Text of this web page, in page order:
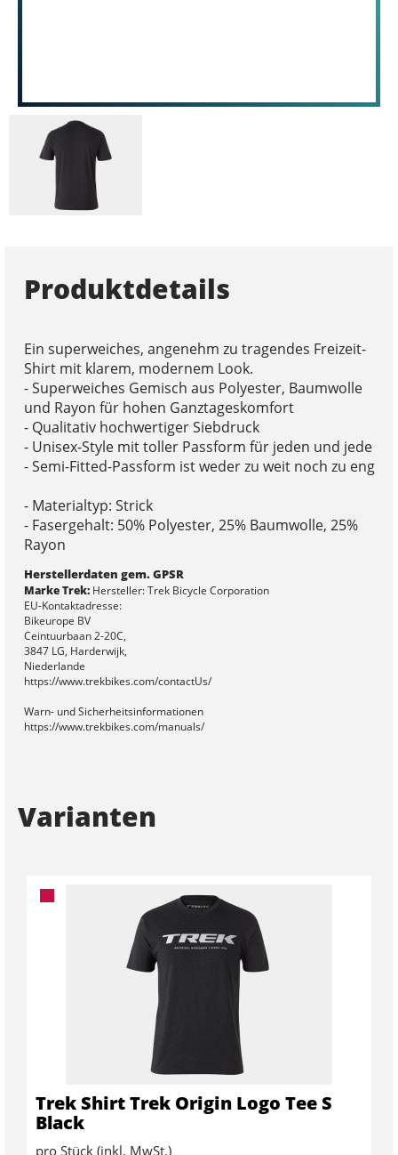
Produktdetails
Ein superweiches, angenehm zu tragendes Freizeit-
Shirt mit klarem, modernem Look.
- Superweiches Gemisch aus Polyester, Baumwolle
und Rayon für hohen Ganztageskomfort
- Qualitativ hochwertiger Siebdruck
- Unisex-Style mit toller Passform für jeden und jede
- Semi-Fitted-Passform ist weder zu weit noch zu eng
- Materialtyp: Strick
- Fasergehalt: 50% Polyester, 25% Baumwolle, 25%
Rayon
Herstellerdaten gem. GPSR
Marke Trek:Hersteller: Trek Bicycle Corporation
EU-Kontaktadresse:
Bikeurope BV
Ceintuurbaan 2-20C,
3847 LG, Harderwijk,
Niederlande
https://www.trekbikes.com/contactUs/
Warn- und Sicherheitsinformationen
https://www.trekbikes.com/manuals/
Varianten
Trek Shirt Trek Origin Logo Tee S
Black
pro Stück (inkl. MwSt.)